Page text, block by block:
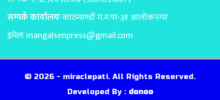
सम्पर्क कार्यालयःकाठमाण्डाैं म.न.पा-३१ आलोकनगर
इमेलःmangalsenpress@gmail.com
© 2026 - miraclepati. All Rights Reserved.
Developed By : donoo